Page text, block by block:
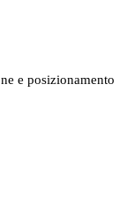
e posizionamento